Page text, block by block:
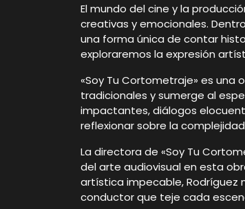
El mundo del cine y la
creativas y emocionales.
una forma única de contar
exploraremos la expresión
«Soy Tu Cortometraje» es
tradicionales y sumerge al
impactantes, diálogos
reflexionar sobre la
La directora de «Soy Tu
del arte audiovisual en esta
artística impecable, Rodríguez
conductor que teje cada